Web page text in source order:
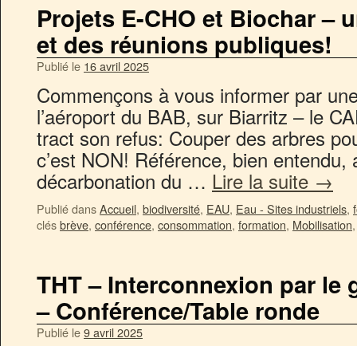
Projets E-CHO et Biochar –
et des réunions publiques!
Publié le 16 avril 2025
Commençons à vous informer par
l’aéroport du BAB, sur Biarritz – le
tract son refus: Couper des arbres
c’est NON! Référence, bien
décarbonation du … Lire la suite →
Publié dansAccueil, biodiversité, EAU, Eau - Sites industriels,
clésbrève, conférence, consommation, formation, Mobilisation
THT – Interconnexion par le
– Conférence/Table ronde
Publié le9 avril 2025